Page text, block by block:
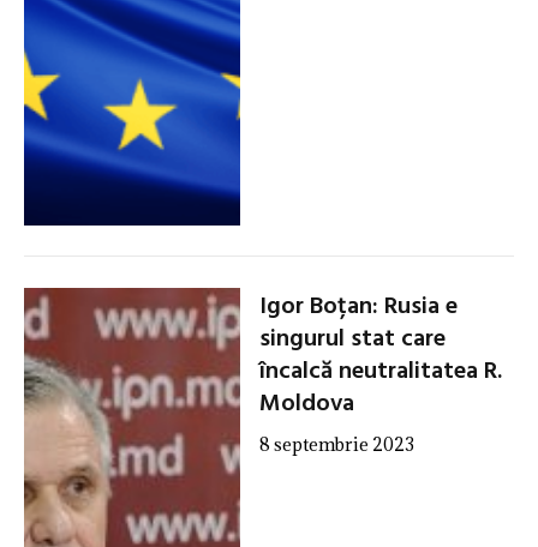
Igor Boțan: Rusia e
singurul stat care
încalcă neutralitatea R.
Moldova
8 septembrie 2023